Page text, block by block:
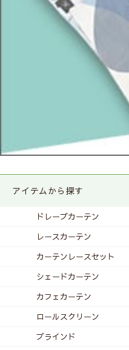
アイテムから探す
ドレープカーテン
レースカーテン
カーテンレースセット
シェードカーテン
カフェカーテン
ロールスクリーン
ブラインド